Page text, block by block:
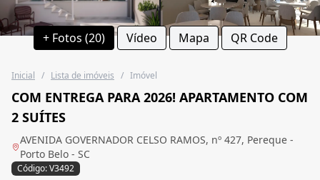
+ Fotos (20) Vídeo Mapa QR Code
Inicial / Lista de imóveis / Imóvel
COM ENTREGA PARA 2026! APARTAMENTO COM
2 SUÍTES
AVENIDA GOVERNADOR CELSO RAMOS, nº 427, Pereque -
Porto Belo - SC
Código: V3492